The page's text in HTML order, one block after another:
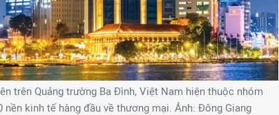
trên Quảng trường Ba Đình, Việt Nam hiện thuộc nhóm
kinh tế hàng đầu về thương mại. Ảnh: Đông Giang